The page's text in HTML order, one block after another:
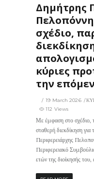
Δημήτρης
σχέδιο,
κύριες
την
19 March 2026
112 Views
Με έμφαση στο σχέδιο,
σταθερή διεκδίκηση
Περιφερειάρχης
Περιφερειακό
ετών της διοίκησής του,